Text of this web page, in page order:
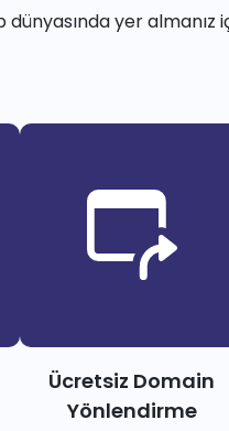
dünyasında yer almanız
Ücretsiz Domain
Yönlendirme